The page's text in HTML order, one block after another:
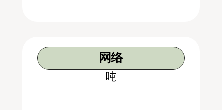
网络
吨